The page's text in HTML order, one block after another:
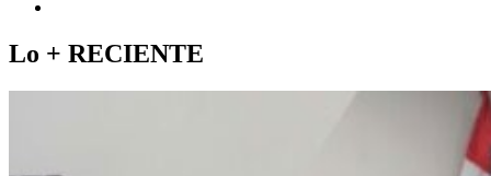
Lo + RECIENTE